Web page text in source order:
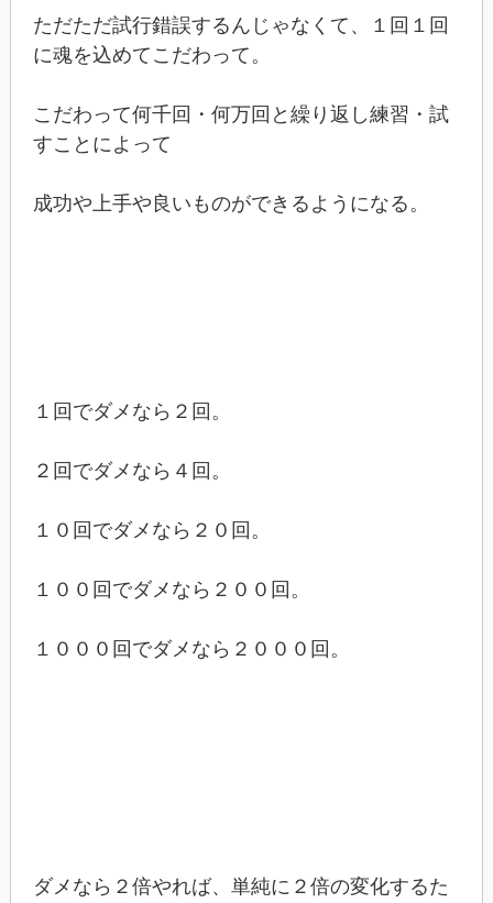
ただただ試行錯誤するんじゃなくて、１回１回
に魂を込めてこだわって。
こだわって何千回・何万回と繰り返し練習・試
すことによって
成功や上手や良いものができるようになる。
１回でダメなら２回。
２回でダメなら４回。
１０回でダメなら２０回。
１００回でダメなら２００回。
１０００回でダメなら２０００回。
ダメなら２倍やれば、単純に２倍の変化するた